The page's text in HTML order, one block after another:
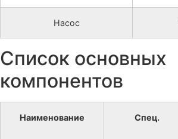
Насос
Список основных
компонентов
Наименование Спец.